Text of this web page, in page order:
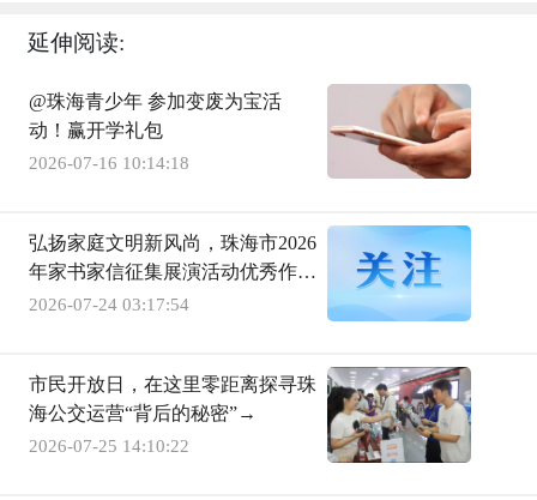
延伸阅读:
@珠海青少年 参加变废为宝活
动！赢开学礼包
2026-07-16 10:14:18
弘扬家庭文明新风尚，珠海市2026
年家书家信征集展演活动优秀作品
巡展开启
2026-07-24 03:17:54
市民开放日，在这里零距离探寻珠
海公交运营“背后的秘密”→
2026-07-25 14:10:22